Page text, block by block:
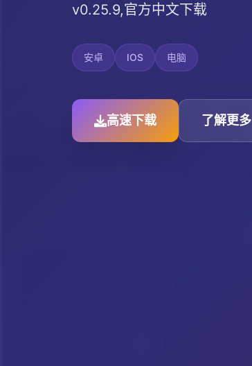
v0.25.9,官方中文下载
安卓 IOS 电脑
高速下载 了解更多